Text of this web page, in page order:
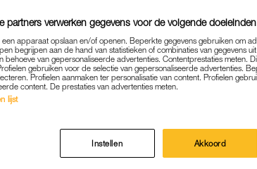
ECHTPAAR
MAN MET
GEHOLPEN
BINNENLAND|OPMERKELIJK
Bruinisse is een bejaard echtpaar tijdens
weggestuurd uit het stemlokaal.
partners verwerken gegevens voor de volgende
apparaat opslaan en/of openen. Beperkte gegevens gebruiken om
begrijpen aan de hand van statistieken of combinaties van gegevens
behoeve van gepersonaliseerde advertenties. Contentprestaties meten.
gebruiken voor de selectie van gepersonaliseerde advertenties.
Profielen aanmaken ter personalisatie van content. Profielen
content. De prestaties van advertenties meten.
lijst
Instellen Akkoord